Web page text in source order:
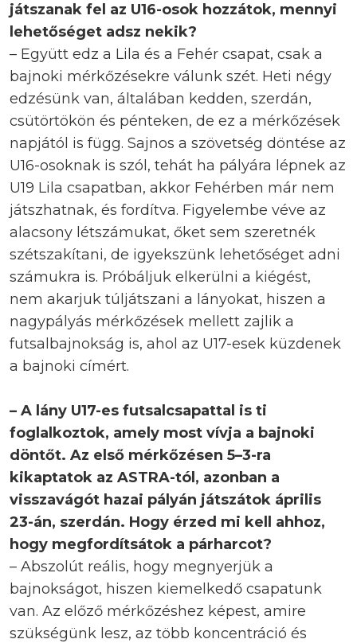
játszanak fel az U16-osok hozzátok, mennyi
lehetőséget adsz nekik?
– Együtt edz a Lila és a Fehér csapat, csak a
bajnoki mérkőzésekre válunk szét. Heti négy
edzésünk van, általában kedden, szerdán,
csütörtökön és pénteken, de ez a mérkőzések
napjától is függ. Sajnos a szövetség döntése az
U16-osoknak is szól, tehát ha pályára lépnek az
U19 Lila csapatban, akkor Fehérben már nem
játszhatnak, és fordítva. Figyelembe véve az
alacsony létszámukat, őket sem szeretnék
szétszakítani, de igyekszünk lehetőséget adni
számukra is. Próbáljuk elkerülni a kiégést,
nem akarjuk túljátszani a lányokat, hiszen a
nagypályás mérkőzések mellett zajlik a
futsalbajnokság is, ahol az U17-esek küzdenek
a bajnoki címért.
– A lány U17-es futsalcsapattal is ti
foglalkoztok, amely most vívja a bajnoki
döntőt. Az első mérkőzésen 5–3-ra
kikaptatok az ASTRA-tól, azonban a
visszavágót hazai pályán játszátok április
23-án, szerdán. Hogy érzed mi kell ahhoz,
hogy megfordítsátok a párharcot?
– Abszolút reális, hogy megnyerjük a
bajnokságot, hiszen kiemelkedő csapatunk
van. Az előző mérkőzéshez képest, amire
szükségünk lesz, az több koncentráció és